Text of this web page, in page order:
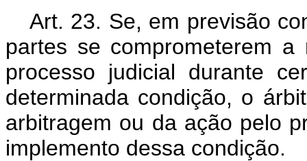
Art. 23. Se, em previsão
partes se comprometerem
processo judicial durante
determinada condição, o
arbitragem ou da ação pelo
implemento dessa condição.